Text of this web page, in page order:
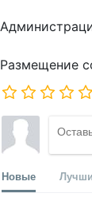
Размещение
Новые